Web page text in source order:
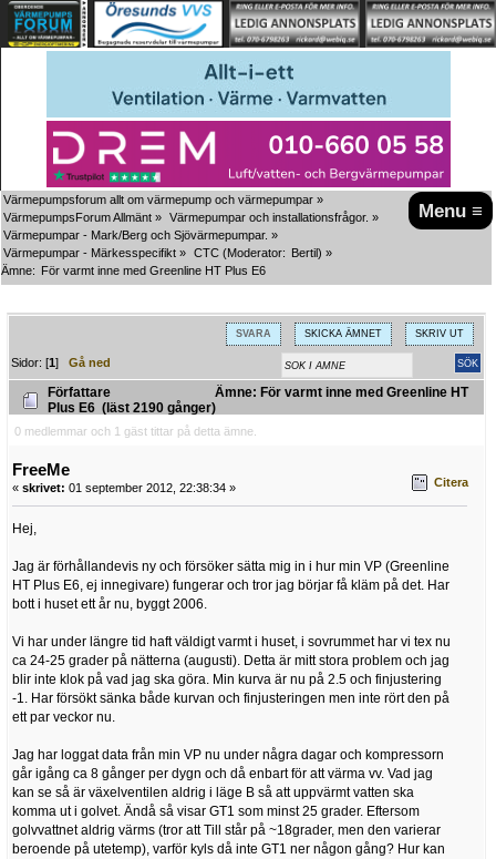
Menu ≡
Värmepumpsforum allt om värmepump och värmepumpar »
VärmepumpsForum Allmänt » Värmepumpar och installationsfrågor. »
Värmepumpar - Mark/Berg och Sjövärmepumpar. »
Värmepumpar - Märkesspecifikt » CTC (Moderator: Bertil) »
Ämne: För varmt inne med Greenline HT Plus E6
SVARA SKICKA ÄMNET SKRIV UT
Sidor: [1]Gå ned
Författare
Ämne: För varmt inne med Greenline HT
Plus E6 (läst 2190 gånger)
0 medlemmar och 1 gäst tittar på detta ämne.
FreeMe
« skrivet: 01 september 2012, 22:38:34 » Citera
Hej,
Jag är förhållandevis ny och försöker sätta mig in i hur min VP (Greenline
HT Plus E6, ej innegivare) fungerar och tror jag börjar få kläm på det. Har
bott i huset ett år nu, byggt 2006.
Vi har under längre tid haft väldigt varmt i huset, i sovrummet har vi tex nu
ca 24-25 grader på nätterna (augusti). Detta är mitt stora problem och jag
blir inte klok på vad jag ska göra. Min kurva är nu på 2.5 och finjustering
-1. Har försökt sänka både kurvan och finjusteringen men inte rört den på
ett par veckor nu.
Jag har loggat data från min VP nu under några dagar och kompressorn
går igång ca 8 gånger per dygn och då enbart för att värma vv. Vad jag
kan se så är växelventilen aldrig i läge B så att uppvärmt vatten ska
komma ut i golvet. Ändå så visar GT1 som minst 25 grader. Eftersom
golvvattnet aldrig värms (tror att Till står på ~18grader, men den varierar
beroende på utetemp), varför kyls då inte GT1 ner någon gång? Hur kan